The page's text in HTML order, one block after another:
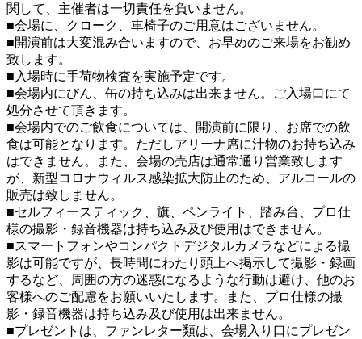
関して、主催者は一切責任を負いません。
■会場に、クローク、車椅子のご用意はございません。
■開演前は大変混み合いますので、お早めのご来場をお勧め
致します。
■入場時に手荷物検査を実施予定です。
■会場内にびん、缶の持ち込みは出来ません。ご入場口にて
処分させて頂きます。
■会場内でのご飲食については、開演前に限り、お席での飲
食は可能となります。ただしアリーナ席に汁物のお持ち込み
はできません。また、会場の売店は通常通り営業致します
が、新型コロナウィルス感染拡大防止のため、アルコールの
販売は致しません。
■セルフィースティック、旗、ペンライト、踏み台、プロ仕
様の撮影・録音機器は持ち込み及び使用はできません。
■スマートフォンやコンパクトデジタルカメラなどによる撮
影は可能ですが、長時間にわたり頭上へ掲示して撮影・録画
するなど、周囲の方の迷惑になるような行動は避け、他のお
客様へのご配慮をお願いいたします。また、プロ仕様の撮
影・録音機器は持ち込み及び使用は出来ません。
■プレゼントは、ファンレター類は、会場入り口にプレゼン